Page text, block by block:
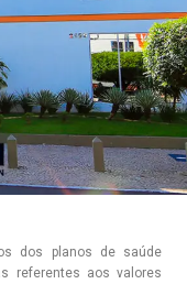
dos planos de saúde
referentes aos valores